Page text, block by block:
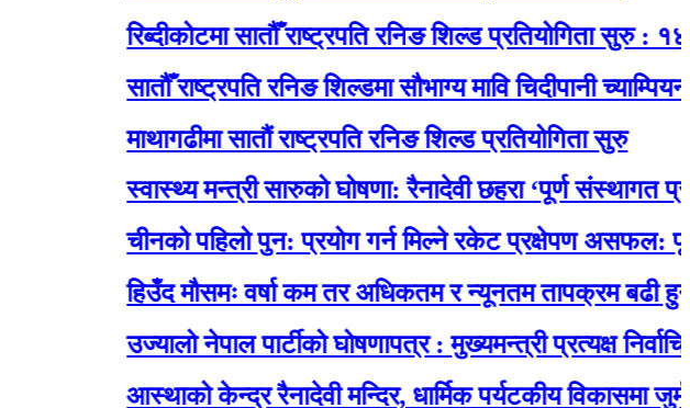
रिब्दीकोटमा सातौँ राष्ट्रपति रनिङ शिल्ड प्रतियोगिता सुरु : १४
सातौँ राष्ट्रपति रनिङ शिल्डमा सौभाग्य मावि चिदीपानी च्याम्पियन
माथागढीमा सातौं राष्ट्रपति रनिङ शिल्ड प्रतियोगिता सुरु
स्वास्थ्य मन्त्री सारुको घोषणा: रैनादेवी छहरा ‘पूर्ण संस्थागत प्रसूति
चीनको पहिलो पुन: प्रयोग गर्न मिल्ने रकेट प्रक्षेपण असफल: पृथ्वीमा
हिउँद मौसमः वर्षा कम तर अधिकतम र न्यूनतम तापक्रम बढी हुने
उज्यालो नेपाल पार्टीको घोषणापत्र : मुख्यमन्त्री प्रत्यक्ष निर्वाचित,
आस्थाको केन्द्र रैनादेवी मन्दिर, धार्मिक पर्यटकीय विकासमा जुर्मराउँदै